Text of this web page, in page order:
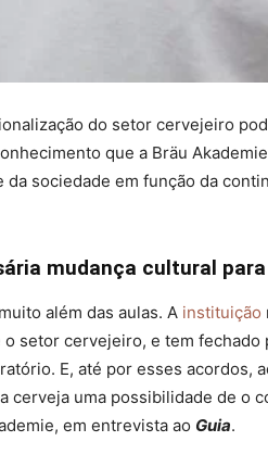
do setor cervejeiro
que a Bräu
sociedade em função da
mudança cultural
além das aulas. A instituição
setor cervejeiro, e tem fechado
E, até por esses acordos,
uma possibilidade de o
em entrevista ao Guia.